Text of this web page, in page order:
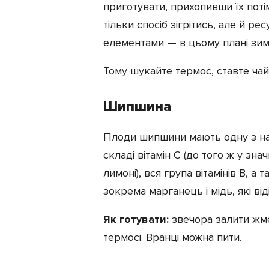
приготувати, прихопивши їх
тільки спосіб зігрітись, але й
елементами — в цьому плані
Тому шукайте термос, ставте
Шипшина
Плоди шипшини мають одну з
складі вітамін С (до того ж у
лимоні), вся група вітамінів В,
зокрема марганець і мідь, які
Як готувати: звечора залити
термосі. Вранці можна пити.